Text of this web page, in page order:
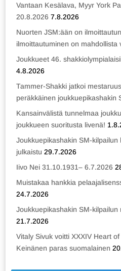
Vantaan Kesälava, Myyr York
20.8.2026 7.8.2026
Nuorten JSM:ään on
ilmoittautuminen on mahdollista
Joukkueet 46.
4.8.2026
Tammer-Shakki jatkoi
peräkkäinen joukkuepikashakin
Kansainvälistä tunnelmaa
joukkueen suoritusta livenä!
Joukkuepikashakin SM-
julkaistu 29.7.2026
Iivo Nei 31.10.1931– 6.7.2026
Muistakaa hankkia
24.7.2026
Joukkuepikashakin SM-kilpailun
21.7.2026
Vitaly Sivuk voitti XXXIV Heart
Keinänen paras suomalainen